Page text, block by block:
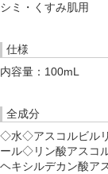
シミ・くすみ肌用
仕様
内容量：100mL
全成分
◇水◇アスコルビル
ール◇リン酸アスコ
ヘキシルデカン酸ア